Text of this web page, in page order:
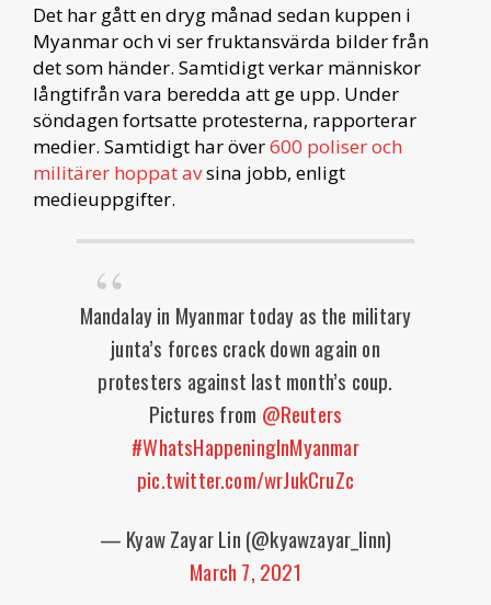
Det har gått en dryg månad sedan kuppen i
Myanmar och vi ser fruktansvärda bilder från
det som händer. Samtidigt verkar människor
långtifrån vara beredda att ge upp. Under
söndagen fortsatte protesterna, rapporterar
medier. Samtidigt har över600 poliser och
militärer hoppat avsina jobb, enligt
medieuppgifter.
Mandalay in Myanmar today as the military
junta’s forces crack down again on
protesters against last month’s coup.
Pictures from ⁦ @Reuters
#WhatsHappeningInMyanmar
pic.twitter.com/wrJukCruZc
— Kyaw Zayar Lin (@kyawzayar_linn)
March 7, 2021